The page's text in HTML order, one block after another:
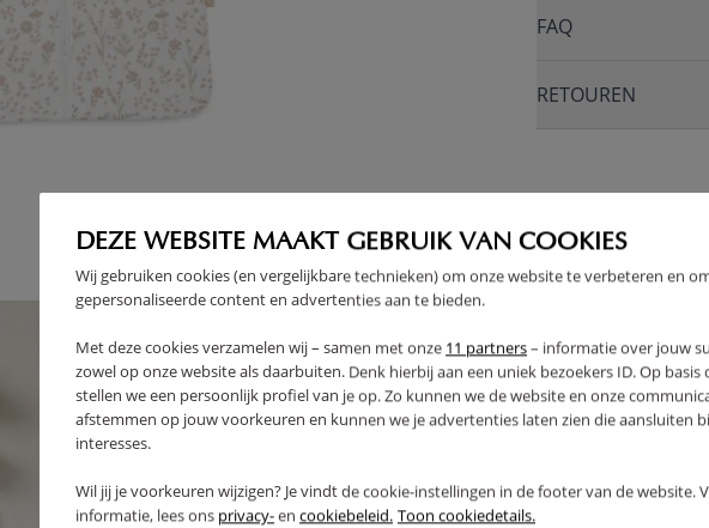
DEZE WEBSITE MAAKT GEBRUIK VAN COOKIES
Wij gebruiken cookies (en vergelijkbare technieken) om onze website te verbeteren en
gepersonaliseerde content en advertenties aan te bieden.
Met deze cookies verzamelen wij – samen met onze 11 partners– informatie over jouw
zowel op onze website als daarbuiten. Denk hierbij aan een uniek bezoekers ID. Op basis
stellen we een persoonlijk profiel van je op. Zo kunnen we de website en onze
afstemmen op jouw voorkeuren en kunnen we je advertenties laten zien die aansluiten
interesses.
Wil jij je voorkeuren wijzigen? Je vindt de cookie-instellingen in de footer van de website.
informatie, lees ons privacy-en cookiebeleid. Toon cookiedetails.
FAQ
RETOUREN